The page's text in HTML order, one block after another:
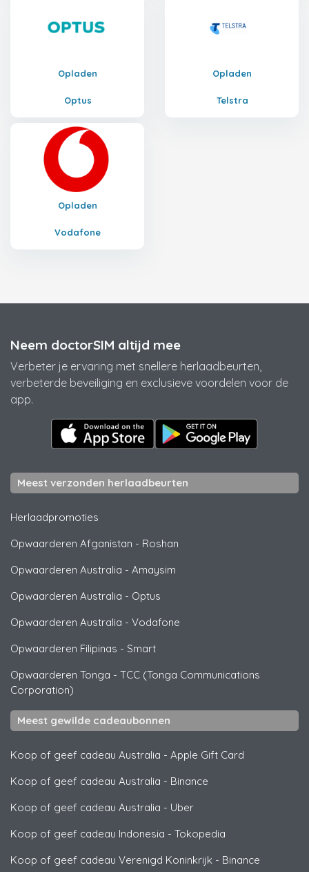
Opladen
Optus
Opladen
Telstra
Opladen
Vodafone
Neem doctorSIM altijd mee
Verbeter je ervaring met snellere herlaadbeurten,
verbeterde beveiliging en exclusieve voordelen voor de
app.
Meest verzonden herlaadbeurten
Herlaadpromoties
Opwaarderen Afganistan - Roshan
Opwaarderen Australia - Amaysim
Opwaarderen Australia - Optus
Opwaarderen Australia - Vodafone
Opwaarderen Filipinas - Smart
Opwaarderen Tonga - TCC (Tonga Communications
Corporation)
Meest gewilde cadeaubonnen
Koop of geef cadeau Australia - Apple Gift Card
Koop of geef cadeau Australia - Binance
Koop of geef cadeau Australia - Uber
Koop of geef cadeau Indonesia - Tokopedia
Koop of geef cadeau Verenigd Koninkrijk - Binance